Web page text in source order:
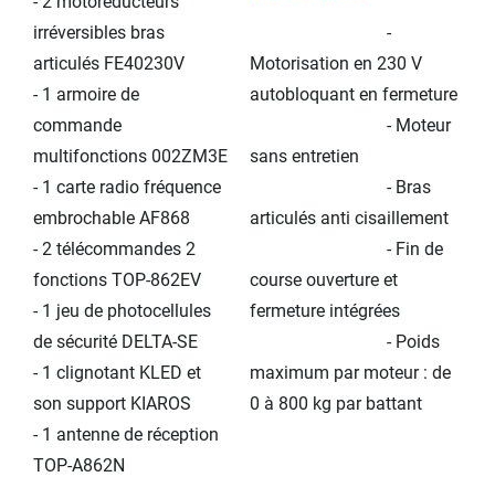
irréversibles bras
articulés FE40230V
- 1 armoire de
commande
multifonctions 002ZM3E
- 1 carte radio fréquence
embrochable AF868
- 2 télécommandes 2
fonctions TOP-862EV
- 1 jeu de photocellules
de sécurité DELTA-SE
- 1 clignotant KLED et
son support KIAROS
- 1 antenne de réception
TOP-A862N
-
Motorisation en 230 V
autobloquant en fermeture
- Moteur
sans entretien
- Bras
articulés anti cisaillement
- Fin de
course ouverture et
fermeture intégrées
- Poids
maximum par moteur : de
0 à 800 kg par battant